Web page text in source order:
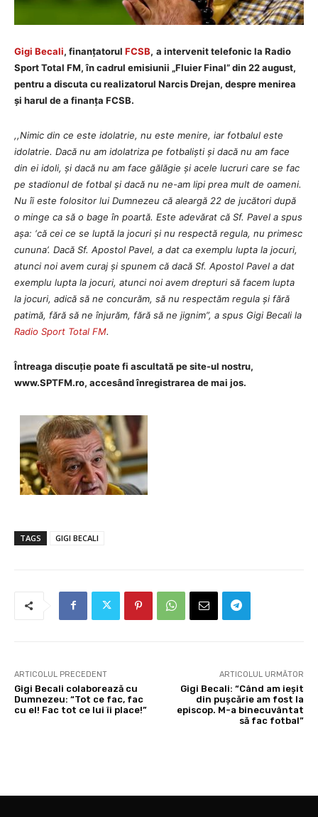
Gigi Becali, finanțatorul FCSB, a intervenit telefonic la Radio
Sport Total FM, în cadrul emisiunii „Fluier Final” din 22 august,
pentru a discuta cu realizatorul Narcis Drejan, despre menirea
și harul de a finanța FCSB.
,,Nimic din ce este idolatrie, nu este menire, iar fotbalul este
idolatrie. Dacă nu am idolatriza pe fotbaliști și dacă nu am face
din ei idoli, și dacă nu am face gălăgie și acele lucruri care se fac
pe stadionul de fotbal și dacă nu ne-am lipi prea mult de oameni.
Nu îi este folositor lui Dumnezeu că aleargă 22 de jucători după
o minge ca să o bage în poartă. Este adevărat că Sf. Pavel a spus
așa: ‘că cei ce se luptă la jocuri și nu respectă regula, nu primesc
cununa’. Dacă Sf. Apostol Pavel, a dat ca exemplu lupta la jocuri,
atunci noi avem curaj și spunem că dacă Sf. Apostol Pavel a dat
exemplu lupta la jocuri, atunci noi avem drepturi să facem lupta
la jocuri, adică să ne concurăm, să nu respectăm regula și fără
patimă, fără să ne înjurăm, fără să ne jignim”, a spus Gigi Becali la
Radio Sport Total FM.
Întreaga discuție poate fi ascultată pe site-ul nostru,
www.SPTFM.ro, accesând înregistrarea de mai jos.
TAGS GIGI BECALI
ARTICOLUL PRECEDENT
Gigi Becali colaborează cu
Dumnezeu: “Tot ce fac, fac
cu el! Fac tot ce lui îi place!”
ARTICOLUL URMĂTOR
Gigi Becali: “Când am ieșit
din pușcărie am fost la
episcop. M-a binecuvântat
să fac fotbal”